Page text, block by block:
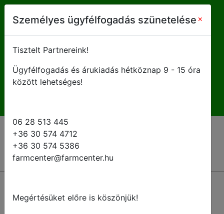
farmcenter@farmcenter.hu
H-P 8 - 16:30
Személyes ügyfélfogadás szünetelése ×
Tisztelt Partnereink!
Ügyfélfogadás és árukiadás hétköznap 9 - 15 óra
között lehetséges!
06 28 513 445
+36 30 574 4712
+36 30 574 5386
farmcenter@farmcenter.hu
Megértésüket előre is köszönjük!